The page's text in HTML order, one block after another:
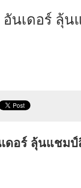
อันเดอร์ ลุ้น
ดอร์ ลุ้นแชมป์